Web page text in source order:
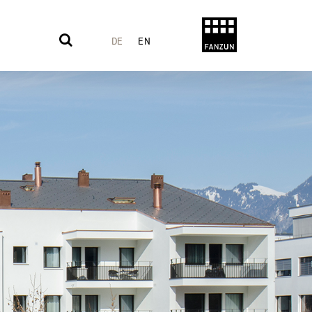
DE EN